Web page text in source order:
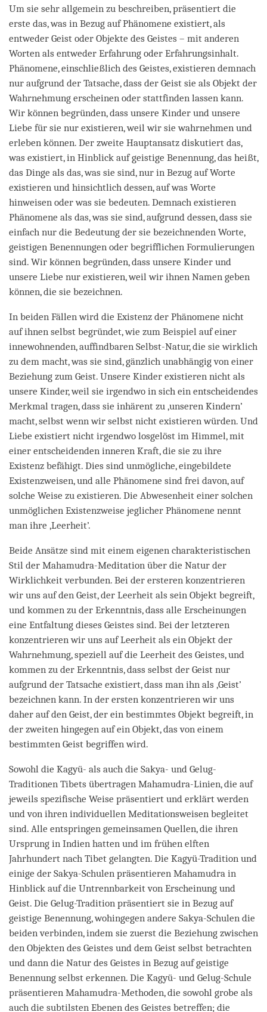
Um sie sehr allgemein zu beschreiben, präsentiert die
erste das, was in Bezug auf Phänomene existiert, als
entweder Geist oder Objekte des Geistes – mit anderen
Worten als entweder Erfahrung oder Erfahrungsinhalt.
Phänomene, einschließlich des Geistes, existieren demnach
nur aufgrund der Tatsache, dass der Geist sie als Objekt der
Wahrnehmung erscheinen oder stattfinden lassen kann.
Wir können begründen, dass unsere Kinder und unsere
Liebe für sie nur existieren, weil wir sie wahrnehmen und
erleben können. Der zweite Hauptansatz diskutiert das,
was existiert, in Hinblick auf geistige Benennung, das heißt,
das Dinge als das, was sie sind, nur in Bezug auf Worte
existieren und hinsichtlich dessen, auf was Worte
hinweisen oder was sie bedeuten. Demnach existieren
Phänomene als das, was sie sind, aufgrund dessen, dass sie
einfach nur die Bedeutung der sie bezeichnenden Worte,
geistigen Benennungen oder begrifflichen Formulierungen
sind. Wir können begründen, dass unsere Kinder und
unsere Liebe nur existieren, weil wir ihnen Namen geben
können, die sie bezeichnen.
In beiden Fällen wird die Existenz der Phänomene nicht
auf ihnen selbst begründet, wie zum Beispiel auf einer
innewohnenden, auffindbaren Selbst-Natur, die sie wirklich
zu dem macht, was sie sind, gänzlich unabhängig von einer
Beziehung zum Geist. Unsere Kinder existieren nicht als
unsere Kinder, weil sie irgendwo in sich ein entscheidendes
Merkmal tragen, dass sie inhärent zu ‚unseren Kindern’
macht, selbst wenn wir selbst nicht existieren würden. Und
Liebe existiert nicht irgendwo losgelöst im Himmel, mit
einer entscheidenden inneren Kraft, die sie zu ihre
Existenz befähigt. Dies sind unmögliche, eingebildete
Existenzweisen, und alle Phänomene sind frei davon, auf
solche Weise zu existieren. Die Abwesenheit einer solchen
unmöglichen Existenzweise jeglicher Phänomene nennt
man ihre ,Leerheit’.
Beide Ansätze sind mit einem eigenen charakteristischen
Stil der Mahamudra-Meditation über die Natur der
Wirklichkeit verbunden. Bei der ersteren konzentrieren
wir uns auf den Geist, der Leerheit als sein Objekt begreift,
und kommen zu der Erkenntnis, dass alle Erscheinungen
eine Entfaltung dieses Geistes sind. Bei der letzteren
konzentrieren wir uns auf Leerheit als ein Objekt der
Wahrnehmung, speziell auf die Leerheit des Geistes, und
kommen zu der Erkenntnis, dass selbst der Geist nur
aufgrund der Tatsache existiert, dass man ihn als ‚Geist’
bezeichnen kann. In der ersten konzentrieren wir uns
daher auf den Geist, der ein bestimmtes Objekt begreift, in
der zweiten hingegen auf ein Objekt, das von einem
bestimmten Geist begriffen wird.
Sowohl die Kagyü- als auch die Sakya- und Gelug-
Traditionen Tibets übertragen Mahamudra-Linien, die auf
jeweils spezifische Weise präsentiert und erklärt werden
und von ihren individuellen Meditationsweisen begleitet
sind. Alle entspringen gemeinsamen Quellen, die ihren
Ursprung in Indien hatten und im frühen elften
Jahrhundert nach Tibet gelangten. Die Kagyü-Tradition und
einige der Sakya-Schulen präsentieren Mahamudra in
Hinblick auf die Untrennbarkeit von Erscheinung und
Geist. Die Gelug-Tradition präsentiert sie in Bezug auf
geistige Benennung, wohingegen andere Sakya-Schulen die
beiden verbinden, indem sie zuerst die Beziehung zwischen
den Objekten des Geistes und dem Geist selbst betrachten
und dann die Natur des Geistes in Bezug auf geistige
Benennung selbst erkennen. Die Kagyü- und Gelug-Schule
präsentieren Mahamudra-Methoden, die sowohl grobe als
auch die subtilsten Ebenen des Geistes betreffen; die